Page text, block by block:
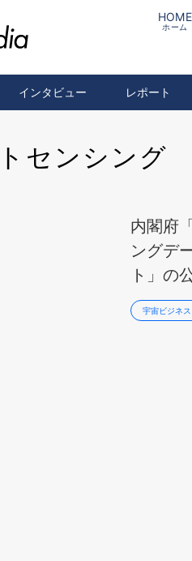
HOME
ホーム
インタビュー レポート
センシング
内閣府
ングデ
ト」の
宇宙ビジネス